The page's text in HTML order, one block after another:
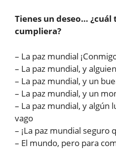
Tienes un deseo… ¿cuál
cumpliera?
– La paz mundial
– La paz mundial, y
– La paz mundial, y un
– La paz mundial, y un
– La paz mundial, y algún
vago
– ¡La paz mundial seguro
– El mundo, pero para